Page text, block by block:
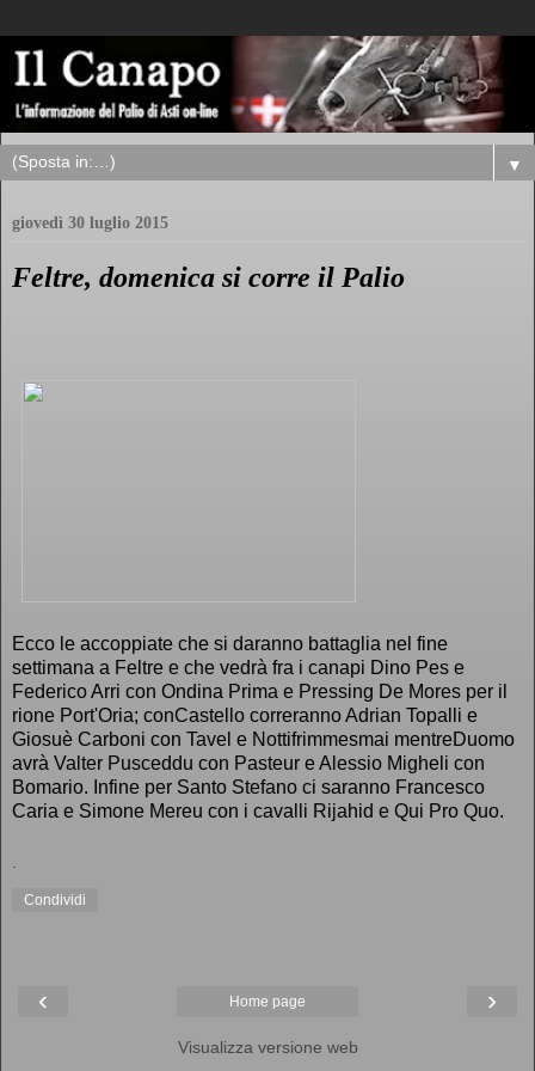
▼
giovedì 30 luglio 2015
Feltre, domenica si corre il Palio
Ecco le accoppiate che si daranno battaglia nel fine
settimana a Feltre e che vedrà fra i canapi Dino Pes e
Federico Arri con Ondina Prima e Pressing De Mores per il
rione Port'Oria; conCastello correranno Adrian Topalli e
Giosuè Carboni con Tavel e Nottifrimmesmai mentreDuomo
avrà Valter Pusceddu con Pasteur e Alessio Migheli con
Bomario. Infine per Santo Stefano ci saranno Francesco
Caria e Simone Mereu con i cavalli Rijahid e Qui Pro Quo.
.
Condividi
‹ ›
Home page
Visualizza versione web